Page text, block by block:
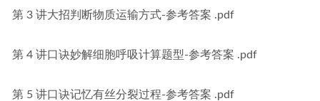
第 3 讲大招判断物质运输方式-参考答案 .pdf
第 4 讲口诀妙解细胞呼吸计算题型-参考答案 .pdf
第 5 讲口诀记忆有丝分裂过程-参考答案 .pdf